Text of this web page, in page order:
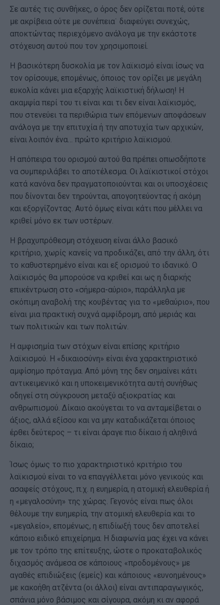
Σε αυτές τις συνθήκες, ο όρος δεν ορίζεται ποτέ, ούτε
με ακρίβεια ούτε με συνέπεια˙ διαφεύγει συνεχώς,
αποκτώντας περιεχόμενο ανάλογα με την εκάστοτε
στόχευση αυτού που τον χρησιμοποιεί.
Η βασικότερη δυσκολία με τον λαϊκισμό είναι ίσως να
τον ορίσουμε, επομένως, όποιος τον ορίζει με μεγάλη
ευκολία κάνει μια εξαρχής λαϊκιστική δήλωση! Η
ακαμψία περί του τι είναι και τι δεν είναι λαϊκισμός,
που στενεύει τα περιθώρια των επόμενων αποφάσεων
ανάλογα με την επιτυχία ή την αποτυχία των αρχικών,
είναι λοιπόν ένα… πρώτο κριτήριο λαϊκισμού.
Η απόπειρα του ορισμού αυτού θα πρέπει οπωσδήποτε
να συμπεριλάβει το αποτέλεσμα. Οι λαϊκιστικοί στόχοι
κατά κανόνα δεν πραγματοποιούνται και οι υποσχέσεις
που δίνονται δεν τηρούνται, απογοητεύοντας ή ακόμη
και εξοργίζοντας. Αυτό όμως είναι κάτι που μέλλει να
κριθεί μόνο εκ των υστέρων.
Η βραχυπρόθεσμη στόχευση είναι άλλο βασικό
κριτήριο, χωρίς κανείς να προδικάζει, από την άλλη, ότι
το καθυστερημένο είναι και εξ ορισμού το ιδανικό. Ο
λαϊκισμός θα μπορούσε να κριθεί και ως η διαρκής
επικέντρωση στο «σήμερα-αύριο», παράλληλα με
σκόπιμη αναβολή της κουβέντας για το «μεθαύριο», που
είναι μια πρακτική συχνά αμφίδρομη, από μεριάς και
των πολιτικών και των πολιτών.
Η αμφισημία των στόχων είναι επίσης κριτήριο
λαϊκισμού. Η «δικαιοσύνη» είναι ένα χαρακτηριστικό
αμφίσημο πρόταγμα. Από μόνη της δεν σημαίνει κάτι
αντικειμενικό και η υποκειμενικότητα αυτή συνήθως
οδηγεί στη σύγκρουση μεταξύ αξιοκρατίας και
ανθρωπισμού. Δίκαιο ακούγεται το να ανταμείβεται ο
άξιος, αλλά εξίσου και να μην καταδικάζεται όποιος
έρθει δεύτερος – τι είναι άραγε πιο δίκαιο ή αληθινά
δίκαιο;
Ίσως όμως το πιο χαρακτηριστικό κριτήριο του
λαϊκισμού είναι το να επαγγέλλεται μόνο γενικούς και
ασαφείς στόχους, π.χ. η ευημερία, η ατομική ελευθερία ή
η «μεγαλοσύνη» της χώρας. Γεγονός είναι πως όλοι
θέλουμε την ευημερία, την ατομική ελευθερία και το
«μεγαλείο», επομένως, η επιδίωξή τους δεν αποτελεί
κάποιο ειδικό επιχείρημα. Η διαφωνία μας έχει να κάνει
με τον τρόπο της επίτευξης, ώστε ο προκαταβολικός
διχασμός ανάμεσα σε κάποιους «προδομένους» με
αγαθές επιδιώξεις (εμείς) και κάποιους «ευνοημένους»
με κακοήθη ατζέντα (οι άλλοι) είναι αντιπαραγωγικός,
σπάνια μόνο βάσιμος και σίγουρα, ακόμη κι αν αφορά